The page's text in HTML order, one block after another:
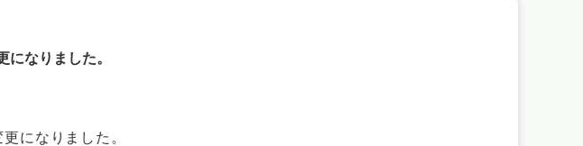
なりました。
になりました。